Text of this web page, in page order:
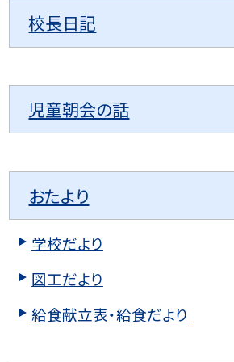
校長日記
児童朝会の話
おたより
学校だより
図工だより
給食献立表・給食だより